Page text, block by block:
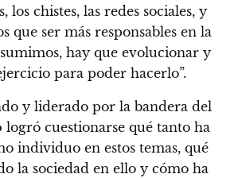
los chistes, las redes sociales, y
que ser más responsables en la
hay que evolucionar y
para poder hacerlo”.
y liderado por la bandera del
logró cuestionarse qué tanto ha
individuo en estos temas, qué
la sociedad en ello y cómo ha